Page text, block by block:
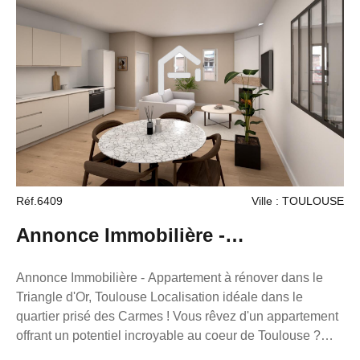
éditoriale de M. ZAFRAN Frédéric, mandataire
indépendant en immobilier (sans détention de fonds),
agent commercial du Réseau France Proprio, immatriculé
au RSAC de Toulouse sous le numéro 503111049
titulaire de la carte de démarchage immobilier pour le
compte de la société France Proprio).
Réf.6409 Ville : TOULOUSE
Annonce Immobilière -
Appartement dans le Triangle d'Or,
Toulouse
Annonce Immobilière - Appartement à rénover dans le
Triangle d'Or, Toulouse Localisation idéale dans le
quartier prisé des Carmes ! Vous rêvez d'un appartement
offrant un potentiel incroyable au coeur de Toulouse ?